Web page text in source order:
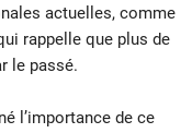
actuelles, comme
rappelle que plus de
le passé.
l’importance de ce